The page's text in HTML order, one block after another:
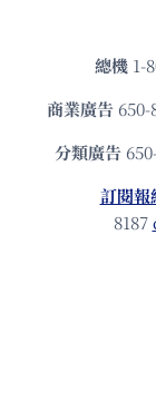
總機 1-
商業廣告 650-
分類廣告
訂閱報
8187